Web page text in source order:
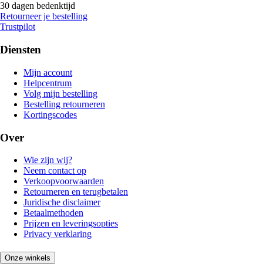
30 dagen bedenktijd
Retourneer je bestelling
Trustpilot
Diensten
Mijn account
Helpcentrum
Volg mijn bestelling
Bestelling retourneren
Kortingscodes
Over
Wie zijn wij?
Neem contact op
Verkoopvoorwaarden
Retourneren en terugbetalen
Juridische disclaimer
Betaalmethoden
Prijzen en leveringsopties
Privacy verklaring
Onze winkels